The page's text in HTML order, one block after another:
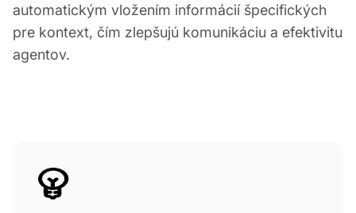
automatickým vložením informácií špecifických
pre kontext, čím zlepšujú komunikáciu a efektivitu
agentov.